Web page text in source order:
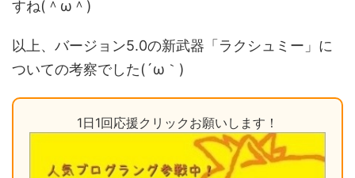
すね(＾ω＾)
以上、バージョン5.0の新武器「ラクシュミー」に
ついての考察でした(´ω｀)
1日1回応援クリックお願いします！